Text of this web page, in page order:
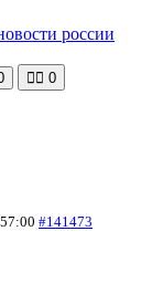
россии
🧘‍♀️ 0
#141473